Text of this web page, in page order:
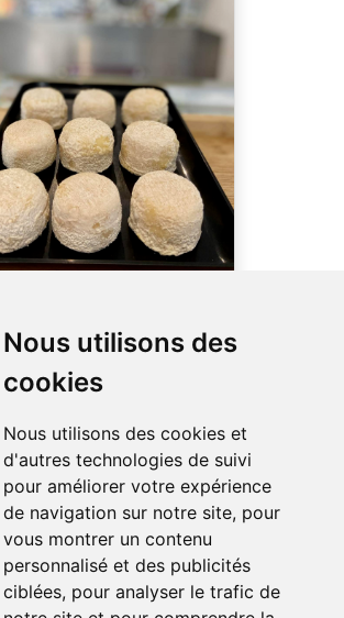
Nous utilisons des
cookies
Nous utilisons des cookies et
d'autres technologies de suivi
pour améliorer votre expérience
de navigation sur notre site, pour
vous montrer un contenu
personnalisé et des publicités
ciblées, pour analyser le trafic de
C’est sans conteste le plus
célèbre des chèvres
berrichons que chacun
affinage...